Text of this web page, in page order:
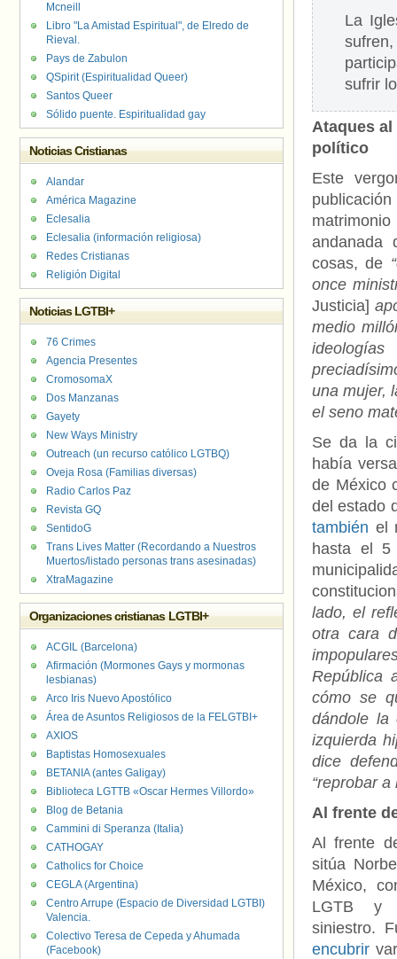
La
sufren,
sufrir
Ataques
político
Este
andanada
cosas, de
once
Justicia]
medio
una mujer,
el seno
Se da la
había
de México
del estado
también el
hasta el
lado, el
otra cara
República
cómo se
dándole la
izquierda
dice
“reprobar
Al frente
Al frente
sitúa
México,
LGTB y
siniestro.
encubrir
Mcneill
Libro "La Amistad Espiritual", de Elredo de
Rieval.
Pays de Zabulon
QSpirit (Espiritualidad Queer)
Santos Queer
Sólido puente. Espiritualidad gay
Noticias Cristianas
Alandar
América Magazine
Eclesalia
Eclesalia (información religiosa)
Redes Cristianas
Religión Digital
Noticias LGTBI+
76 Crimes
Agencia Presentes
CromosomaX
Dos Manzanas
Gayety
New Ways Ministry
Outreach (un recurso católico LGTBQ)
Oveja Rosa (Familias diversas)
Radio Carlos Paz
Revista GQ
SentidoG
Trans Lives Matter (Recordando a Nuestros
Muertos/listado personas trans asesinadas)
XtraMagazine
Organizaciones cristianas LGTBI+
ACGIL (Barcelona)
Afirmación (Mormones Gays y mormonas
lesbianas)
Arco Iris Nuevo Apostólico
Área de Asuntos Religiosos de la FELGTBI+
AXIOS
Baptistas Homosexuales
BETANIA (antes Galigay)
Biblioteca LGTTB «Oscar Hermes Villordo»
Blog de Betania
Cammini di Speranza (Italia)
CATHOGAY
Catholics for Choice
CEGLA (Argentina)
Centro Arrupe (Espacio de Diversidad LGTBI)
Valencia.
Colectivo Teresa de Cepeda y Ahumada
(Facebook)